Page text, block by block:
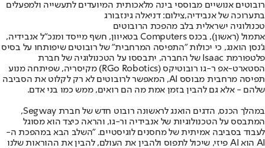
רובוטים אנושיים מבוססי בינה מלאכותית המיועדים לתעשייה ולמפעלים
בתערוכה של אנבידיה,צילום: דניאלה גינזבורג
טכנולוגיה ישראלית בלב מהפכת הרובוטים
אתמול (ראשון), בכנס Computers בטאיוון, חשף מייסד ומנכ"ל אנבידיה,
ג'נסן הואנג, כי יכולות "התפיסה המרחבית" של רובוטים שיפותחו על בסיס
פלטפורמת Isaac של החברה, יתבססו על הטכנולוגיה של חברת
הסטארט-אפ ר-גו רובוטיקס (RGo Robotics) מקיסריה, שפיתחה מנוע
תפיסה מרחבית מבוסס AI, המאפשר לרובוטים לא רק לקלוט את הסביבה
שלהם - אלא גם להבין בזמן אמת מה הם רואים, ממש כמו בני אדם.
במהלך הכנס, הדגים הואנג לראשונה רובוט חדש של חברת Segway,
המתבסס על הטכנולוגיות של אנבידיה ור-גו, והראה כיצד הוא מסוגל
לעבוד בסביבה אמיתית של מחסנים לוגיסטיים. "השלב הבא במהפכת ה-
AI הוא AI פיזי, שיכול לתפוס ולהבין את העולם, להבין את ההוראות שלנו